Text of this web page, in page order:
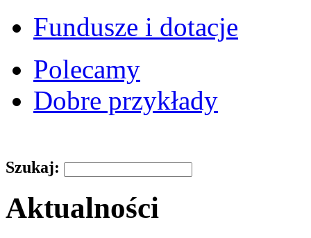
Fundusze i dotacje
Polecamy
Dobre przykłady
Szukaj:
Aktualności